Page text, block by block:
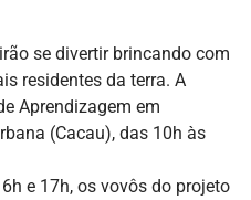
se divertir brincando com
residentes da terra. A
Aprendizagem em
(Cacau), das 10h às
e 17h, os vovôs do projeto